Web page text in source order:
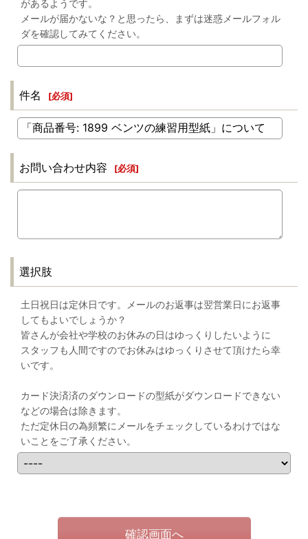
があるようです。
メールが届かないな？と思ったら、まずは迷惑メールフォル
ダを確認してみてください。
件名 [必須]
お問い合わせ内容 [必須]
選択肢
土日祝日は定休日です。メールのお返事は翌営業日にお返事
してもよいでしょうか？
皆さんが会社や学校のお休みの日はゆっくりしたいように
スタッフも人間ですのでお休みはゆっくりさせて頂けたら幸
いです。
カード決済済のダウンロードの型紙がダウンロードできない
などの場合は除きます。
ただ定休日の為頻繁にメールをチェックしているわけではな
いことをご了承ください。
確認画面へ